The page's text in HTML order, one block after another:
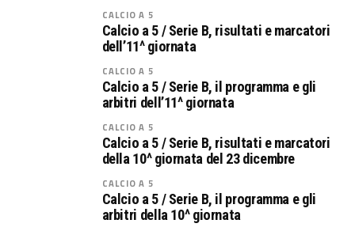
CALCIO A 5
Calcio a 5 / Serie B, risultati e marcatori
dell’11^ giornata
CALCIO A 5
Calcio a 5 / Serie B, il programma e gli
arbitri dell’11^ giornata
CALCIO A 5
Calcio a 5 / Serie B, risultati e marcatori
della 10^ giornata del 23 dicembre
CALCIO A 5
Calcio a 5 / Serie B, il programma e gli
arbitri della 10^ giornata